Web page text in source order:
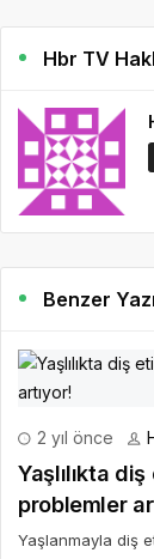
Hbr TV
Benzer
2 yıl önce
Yaşlılıkta
problemler
Yaşlanmayla diş